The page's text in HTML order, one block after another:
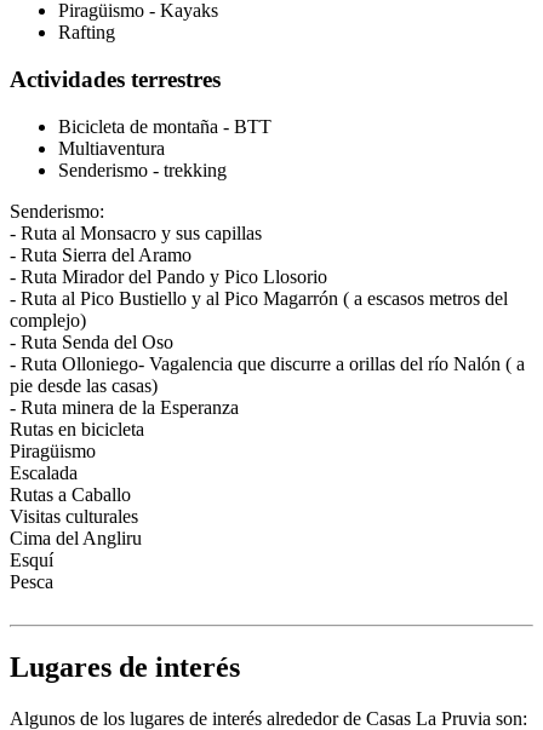
Piragüismo - Kayaks
Rafting
Actividades terrestres
Bicicleta de montaña - BTT
Multiaventura
Senderismo - trekking
Senderismo:
- Ruta al Monsacro y sus capillas
- Ruta Sierra del Aramo
- Ruta Mirador del Pando y Pico Llosorio
- Ruta al Pico Bustiello y al Pico Magarrón ( a escasos metros del
complejo)
- Ruta Senda del Oso
- Ruta Olloniego- Vagalencia que discurre a orillas del río Nalón ( a
pie desde las casas)
- Ruta minera de la Esperanza
Rutas en bicicleta
Piragüismo
Escalada
Rutas a Caballo
Visitas culturales
Cima del Angliru
Esquí
Pesca
Lugares de interés
Algunos de los lugares de interés alrededor de Casas La Pruvia son: